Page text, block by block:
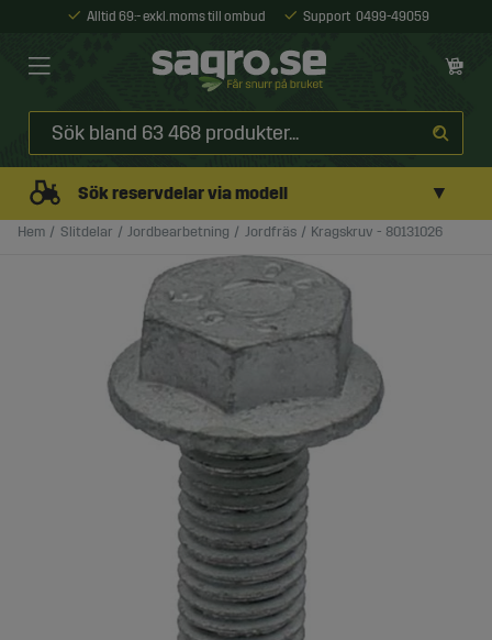
Alltid 69:- exkl. moms till ombud Support 0499-49059
Sök reservdelar via modell ▼
Hem Slitdelar Jordbearbetning Jordfräs Kragskruv - 80131026